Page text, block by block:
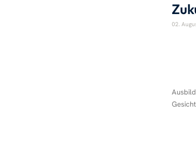
02.